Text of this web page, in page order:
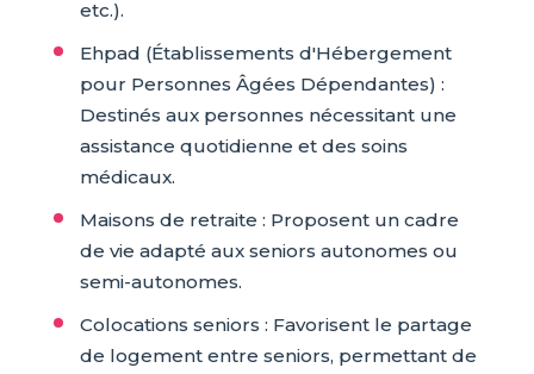
etc.).
Ehpad (Établissements d'Hébergement
pour Personnes Âgées Dépendantes) :
Destinés aux personnes nécessitant une
assistance quotidienne et des soins
médicaux.
Maisons de retraite : Proposent un cadre
de vie adapté aux seniors autonomes ou
semi-autonomes.
Colocations seniors : Favorisent le partage
de logement entre seniors, permettant de